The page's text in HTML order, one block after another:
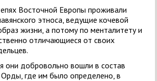
Восточной Европы проживали
этноса, ведущие кочевой
жизни, а потому по менталитету и
отличающиеся от своих
они добровольно вошли в состав
где им было определено, в